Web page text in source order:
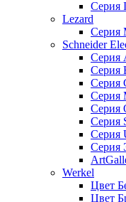
Серия
Lezard
Серия
Schneider
Серия
Серия
Серия
Серия
Серия
Серия
Серия
Серия
Werkel
Цвет
Цвет